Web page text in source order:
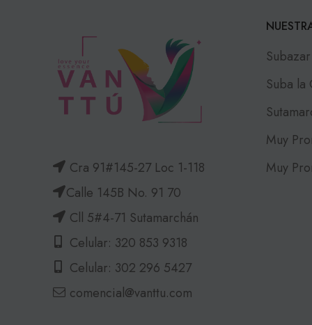
Cra 91#145-27 Loc 1-118
Calle 145B No. 91 70
Cll 5#4-71 Sutamarchán
Celular: 320 853 9318
Celular: 302 296 5427
comencial@vanttu.com
Subazar
Suba la
Muy
Muy